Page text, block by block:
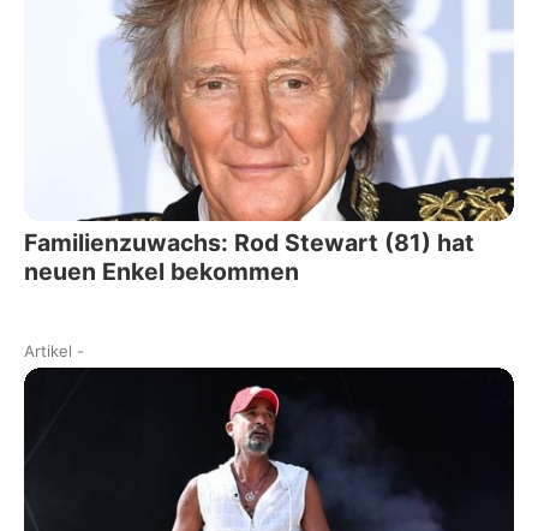
Familienzuwachs: Rod Stewart (81) hat
neuen Enkel bekommen
Artikel -